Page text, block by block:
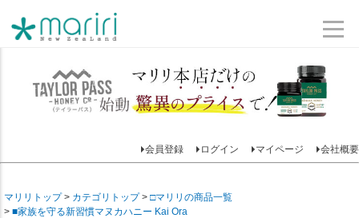
会員登録 ログイン マイページ 会社概要
マリリトップ カテゴリトップ
□マリリの商品一覧
■家族を守る新習慣マヌカハニー Kai Ora